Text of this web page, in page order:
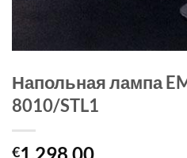
Напольная лампа
8010/STL1
€